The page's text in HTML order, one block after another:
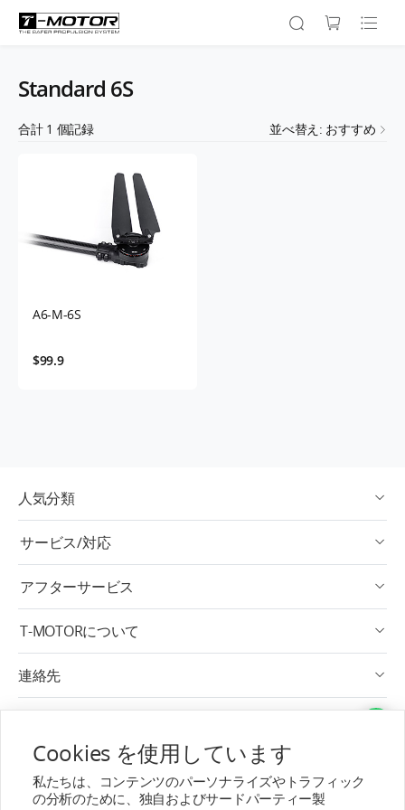
Standard 6S
合計 1 個記録 並べ替え: おすすめ
A6-M-6S
$99.9
人気分類
サービス/対応
アフターサービス
T-MOTORについて
連絡先
日本語
Cookies を使用しています
私たちは、コンテンツのパーソナライズやトラフィック
の分析のために、独自およびサードパーティー製